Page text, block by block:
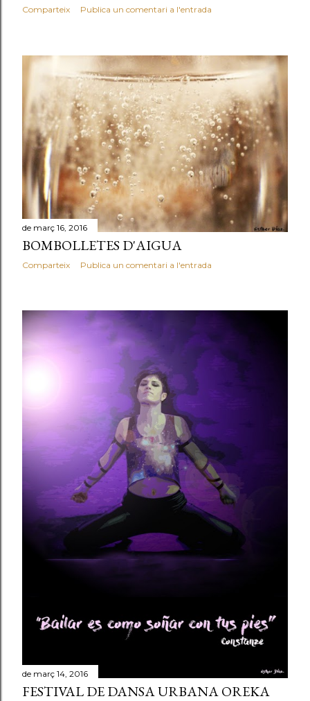
Comparteix Publica un comentari a l'entrada
de març 16, 2016
BOMBOLLETES D'AIGUA
Comparteix Publica un comentari a l'entrada
de març 14, 2016
FESTIVAL DE DANSA URBANA OREKA